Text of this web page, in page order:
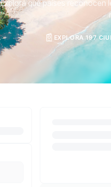
Explora qué países reconocen
EXPLORA 197